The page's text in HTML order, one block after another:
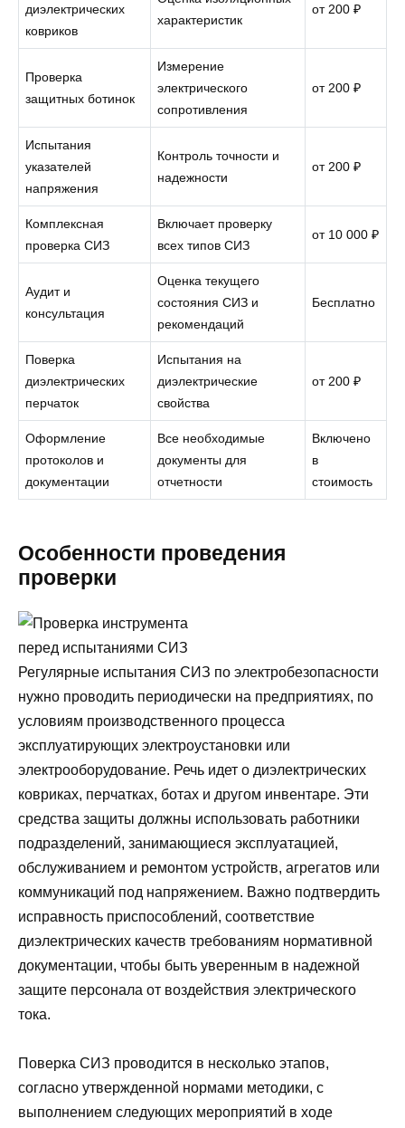
диэлектрических
ковриков
характеристик
от 200 ₽
Проверка
защитных ботинок
Измерение
электрического
сопротивления
от 200 ₽
Испытания
указателей
напряжения
Контроль точности и
надежности
от 200 ₽
Комплексная
проверка СИЗ
Включает проверку
всех типов СИЗ
от 10 000 ₽
Аудит и
консультация
Оценка текущего
состояния СИЗ и
рекомендаций
Бесплатно
Поверка
диэлектрических
перчаток
Испытания на
диэлектрические
свойства
от 200 ₽
Оформление
протоколов и
документации
Все необходимые
документы для
отчетности
Включено
в
стоимость
Особенности проведения
проверки
Регулярные испытания СИЗ по электробезопасности
нужно проводить периодически на предприятиях, по
условиям производственного процесса
эксплуатирующих электроустановки или
электрооборудование. Речь идет о диэлектрических
ковриках, перчатках, ботах и другом инвентаре. Эти
средства защиты должны использовать работники
подразделений, занимающиеся эксплуатацией,
обслуживанием и ремонтом устройств, агрегатов или
коммуникаций под напряжением. Важно подтвердить
исправность приспособлений, соответствие
диэлектрических качеств требованиям нормативной
документации, чтобы быть уверенным в надежной
защите персонала от воздействия электрического
тока.
Поверка СИЗ проводится в несколько этапов,
согласно утвержденной нормами методики, с
выполнением следующих мероприятий в ходе